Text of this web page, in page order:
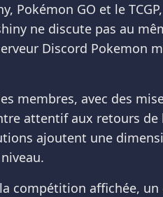
Pokémon GO et le
ne discute pas au
Discord Pokemon
membres, avec des
attentif aux retours
ajoutent une
compétition affichée,